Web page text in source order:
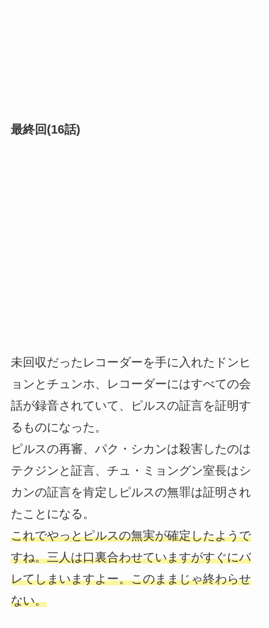
最終回(16話)
未回収だったレコーダーを手に入れたドンヒ
ョンとチュンホ、レコーダーにはすべての会
話が録音されていて、ピルスの証言を証明す
るものになった。
ピルスの再審、パク・シカンは殺害したのは
テクジンと証言、チュ・ミョングン室長はシ
カンの証言を肯定しピルスの無罪は証明され
たことになる。
これでやっとピルスの無実が確定したようで
すね。三人は口裏合わせていますがすぐにバ
レてしまいますよー。このままじゃ終わらせ
ない。